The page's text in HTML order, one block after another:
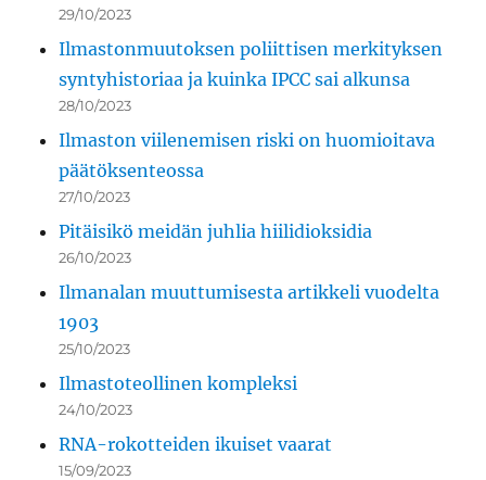
29/10/2023
Ilmastonmuutoksen poliittisen merkityksen
syntyhistoriaa ja kuinka IPCC sai alkunsa
28/10/2023
Ilmaston viilenemisen riski on huomioitava
päätöksenteossa
27/10/2023
Pitäisikö meidän juhlia hiilidioksidia
26/10/2023
Ilmanalan muuttumisesta artikkeli vuodelta
1903
25/10/2023
Ilmastoteollinen kompleksi
24/10/2023
RNA-rokotteiden ikuiset vaarat
15/09/2023